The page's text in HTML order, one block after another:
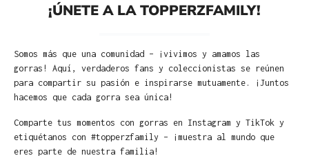
¡ÚNETE A LA TOPPERZFAMILY!
Somos más que una comunidad – ¡vivimos y amamos las
gorras! Aquí, verdaderos fans y coleccionistas se reúnen
para compartir su pasión e inspirarse mutuamente. ¡Juntos
hacemos que cada gorra sea única!
Comparte tus momentos con gorras en Instagram y TikTok y
etiquétanos con #topperzfamily – ¡muestra al mundo que
eres parte de nuestra familia!